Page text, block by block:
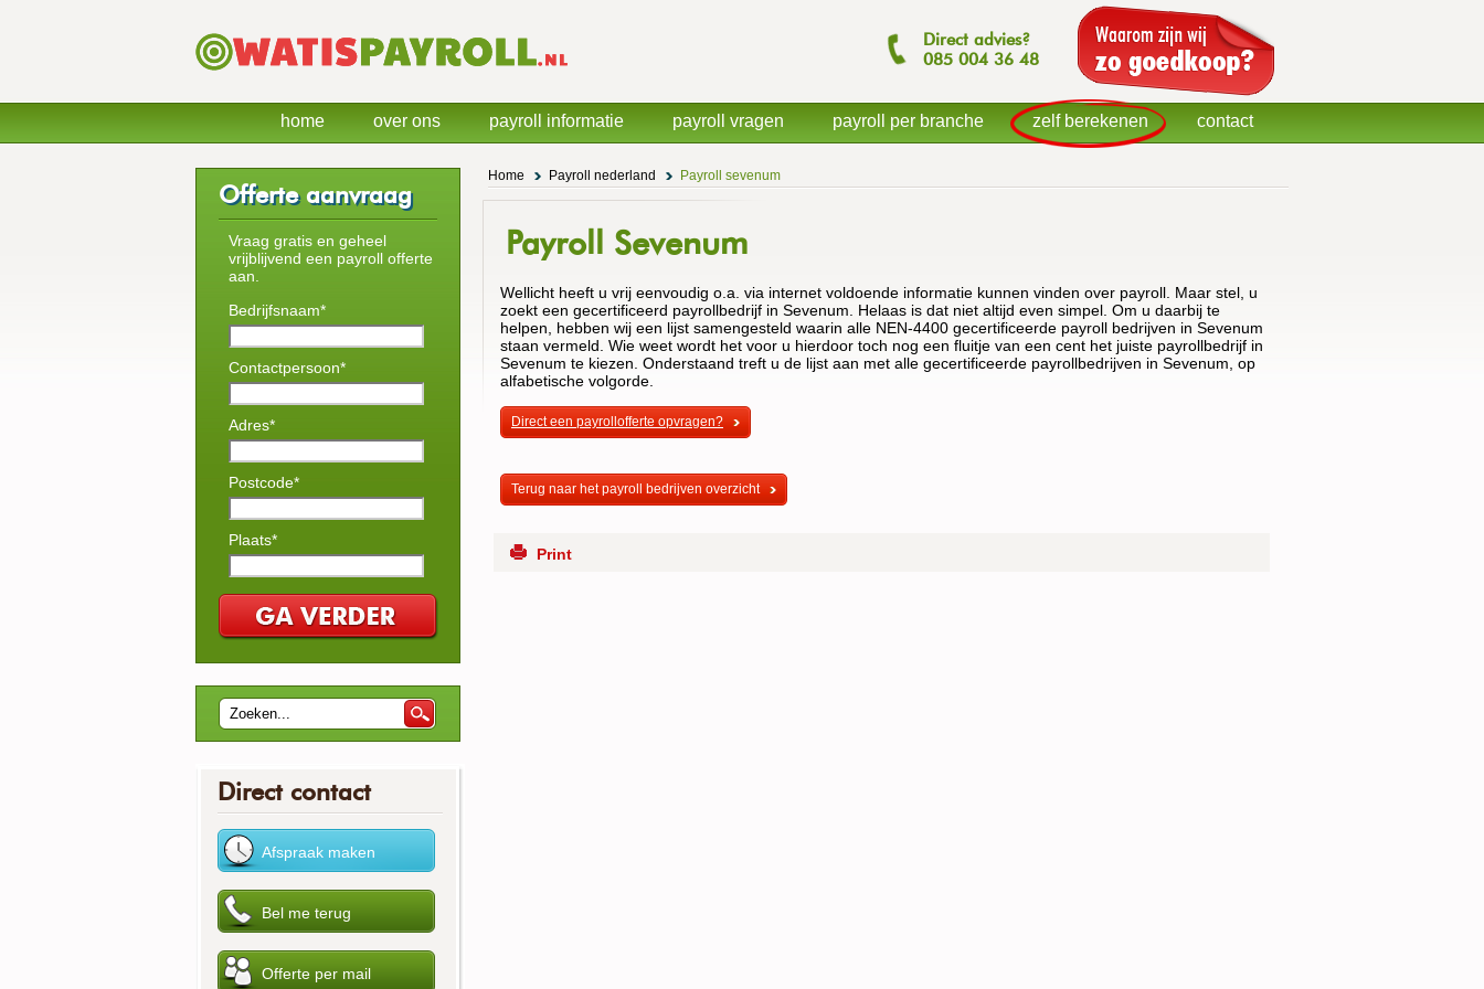
Direct advies?
085 004 36 48
Home Payroll nederland Payroll sevenum
Payroll Sevenum
Wellicht heeft u vrij eenvoudig o.a. via internet voldoende informatie kunnen vinden over payroll. Maar stel, u
zoekt een gecertificeerd payrollbedrijf in Sevenum. Helaas is dat niet altijd even simpel. Om u daarbij te
helpen, hebben wij een lijst samengesteld waarin alle NEN-4400 gecertificeerde payroll bedrijven in Sevenum
staan vermeld. Wie weet wordt het voor u hierdoor toch nog een fluitje van een cent het juiste payrollbedrijf in
Sevenum te kiezen. Onderstaand treft u de lijst aan met alle gecertificeerde payrollbedrijven in Sevenum, op
alfabetische volgorde.
Direct een payrollofferte opvragen?
Terug naar het payroll bedrijven overzicht
Print
Offerte aanvraag
Vraag gratis en geheel
vrijblijvend een payroll offerte
aan.
Bedrijfsnaam*
Contactpersoon*
Adres*
Postcode*
Plaats*
Direct contact
home over ons payroll informatie payroll vragen payroll per branche zelf berekenen contact